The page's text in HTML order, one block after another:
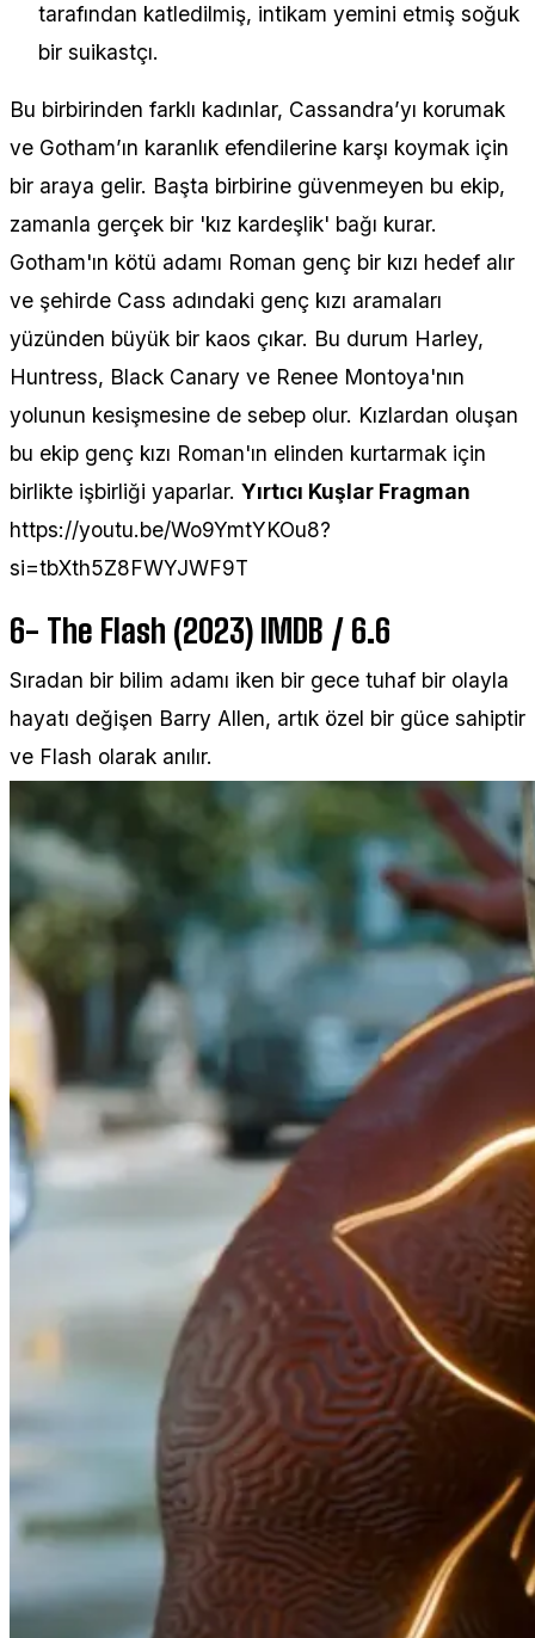
tarafından katledilmiş, intikam yemini etmiş soğuk
bir suikastçı.
Bu birbirinden farklı kadınlar, Cassandra’yı korumak
ve Gotham’ın karanlık efendilerine karşı koymak için
bir araya gelir. Başta birbirine güvenmeyen bu ekip,
zamanla gerçek bir 'kız kardeşlik' bağı kurar.
Gotham'ın kötü adamı Roman genç bir kızı hedef alır
ve şehirde Cass adındaki genç kızı aramaları
yüzünden büyük bir kaos çıkar. Bu durum Harley,
Huntress, Black Canary ve Renee Montoya'nın
yolunun kesişmesine de sebep olur. Kızlardan oluşan
bu ekip genç kızı Roman'ın elinden kurtarmak için
birlikte işbirliği yaparlar. Yırtıcı Kuşlar Fragman
https://youtu.be/Wo9YmtYKOu8?
si=tbXth5Z8FWYJWF9T
6- The Flash (2023) IMDB / 6.6
Sıradan bir bilim adamı iken bir gece tuhaf bir olayla
hayatı değişen Barry Allen, artık özel bir güce sahiptir
ve Flash olarak anılır.